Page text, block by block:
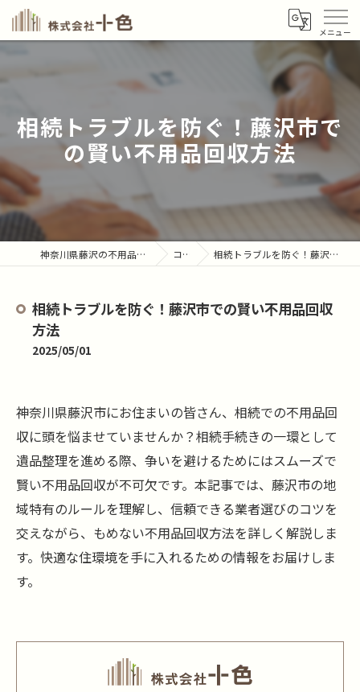
相続トラブルを防ぐ！藤沢市で
の賢い不用品回収方法
神奈川県藤沢の不用品回収なら株式会社十色 コラム 相続トラブルを防ぐ！藤沢市での賢い不用品回収方法
相続トラブルを防ぐ！藤沢市での賢い不用品回収
方法
2025/05/01
神奈川県藤沢市にお住まいの皆さん、相続での不用品回
収に頭を悩ませていませんか？相続手続きの一環として
遺品整理を進める際、争いを避けるためにはスムーズで
賢い不用品回収が不可欠です。本記事では、藤沢市の地
域特有のルールを理解し、信頼できる業者選びのコツを
交えながら、もめない不用品回収方法を詳しく解説しま
す。快適な住環境を手に入れるための情報をお届けしま
す。